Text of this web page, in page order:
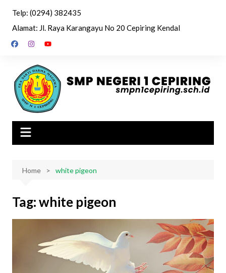
content
Telp: (0294) 382435
Alamat: Jl. Raya Karangayu No 20 Cepiring Kendal
Home white pigeon
Tag:white pigeon